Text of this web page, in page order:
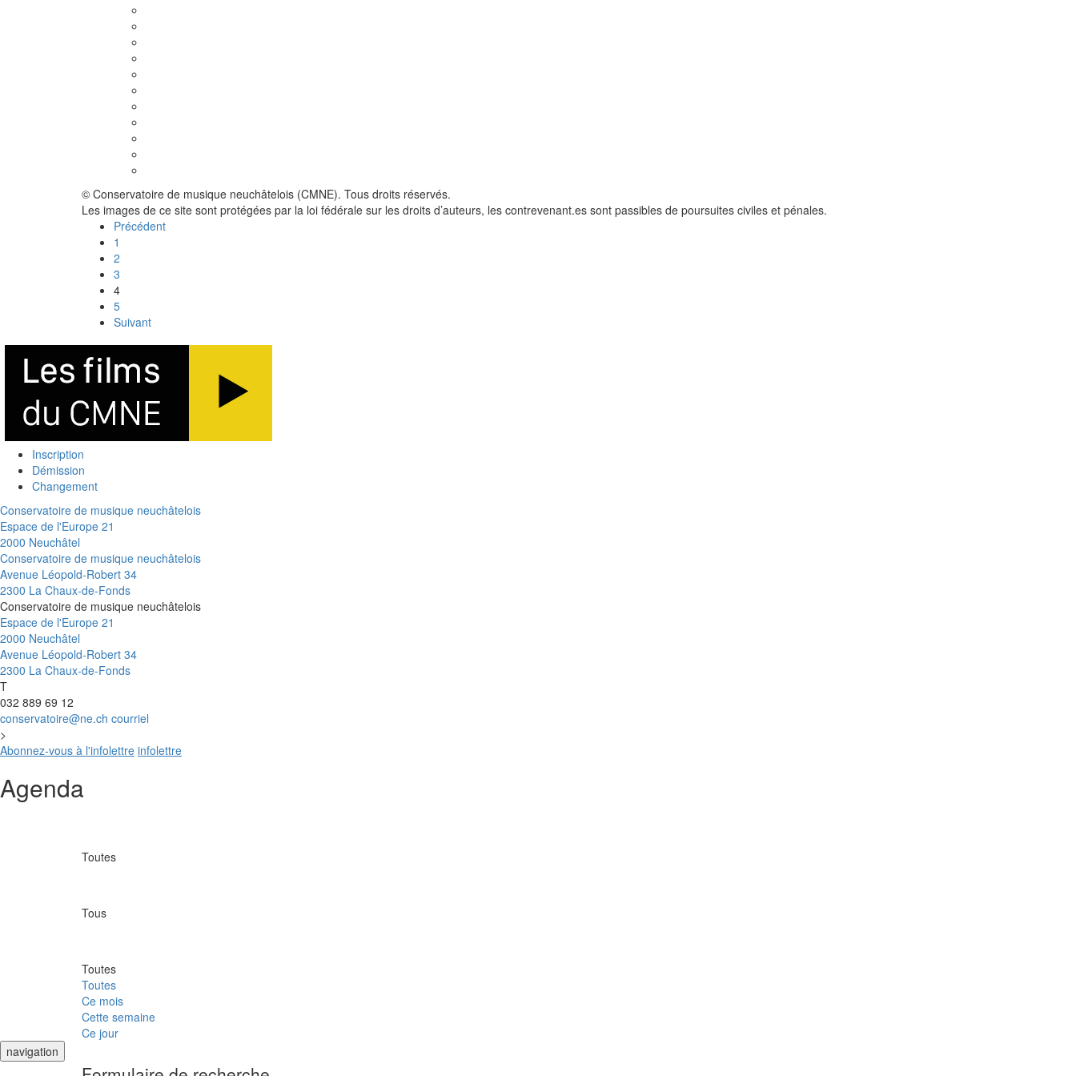
© Conservatoire de musique neuchâtelois (CMNE). Tous droits réservés.
Les images de ce site sont protégées par la loi fédérale sur les droits d’auteurs, les contrevenant.es sont passibles de poursuites civiles et pénales.
Précédent
1
2
3
4
5
Suivant
Inscription
Démission
Changement
Conservatoire de musique neuchâtelois
Espace de l'Europe 21
2000 Neuchâtel
Conservatoire de musique neuchâtelois
Avenue Léopold-Robert 34
2300 La Chaux-de-Fonds
Conservatoire de musique neuchâtelois
Espace de l'Europe 21
2000 Neuchâtel
Avenue Léopold-Robert 34
2300 La Chaux-de-Fonds
T
032 889 69 12
conservatoire@ne.ch courriel
>
Abonnez-vous à l'infolettre infolettre
Agenda
Toutes
Tous
Toutes
Toutes
Ce mois
Cette semaine
Ce jour
navigation